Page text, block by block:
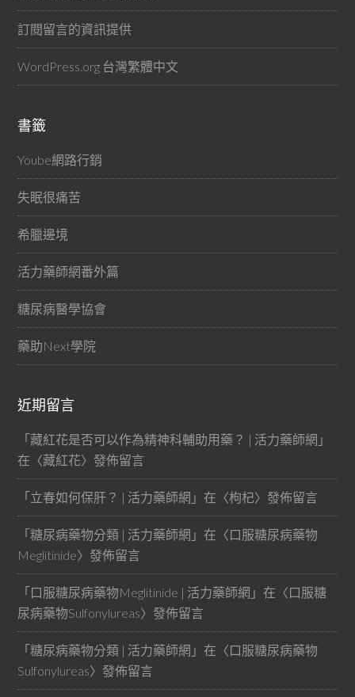
訂閱留言的資訊提供
WordPress.org 台灣繁體中文
書籤
Yoube網路行銷
失眠很痛苦
希臘邊境
活力藥師網番外篇
糖尿病醫學協會
藥助Next學院
近期留言
「藏紅花是否可以作為精神科輔助用藥？ | 活力藥師網 」
在〈藏紅花〉發佈留言
「立春如何保肝？ | 活力藥師網 」在〈枸杞〉發佈留言
「糖尿病藥物分類 | 活力藥師網 」在〈口服糖尿病藥物
Meglitinide〉發佈留言
「口服糖尿病藥物Meglitinide | 活力藥師網 」在〈口服糖
尿病藥物Sulfonylureas〉發佈留言
「糖尿病藥物分類 | 活力藥師網 」在〈口服糖尿病藥物
Sulfonylureas〉發佈留言